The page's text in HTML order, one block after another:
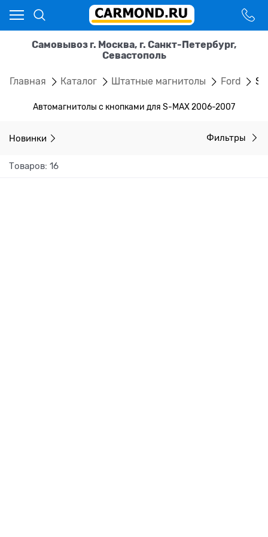
Самовывоз г. Москва, г. Санкт-Петербург,
Севастополь
Главная Каталог Штатные магнитолы Ford S-
Автомагнитолы с кнопками для S-MAX 2006-2007
Новинки Фильтры
Товаров: 16